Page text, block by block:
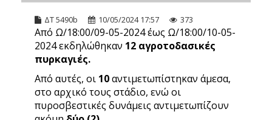
ΔΤ 5490b 10/05/2024 17:57 373
Από Ω/18:00/09-05-2024 έως Ω/18:00/10-05-
2024 εκδηλώθηκαν 12 αγροτοδασικές
πυρκαγιές.
Από αυτές, οι 10αντιμετωπίστηκαν άμεσα,
στο αρχικό τους στάδιο, ενώ οι
πυροσβεστικές δυνάμεις αντιμετωπίζουν